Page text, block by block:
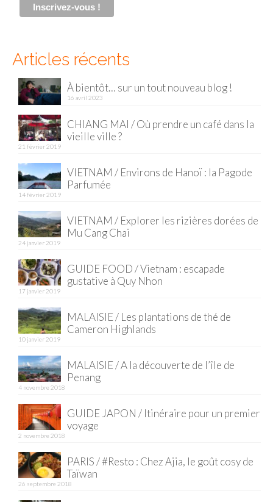
– Hanoi
– Quy Nhon
BONNES ADRESSES
BERLIN
Restos asiatiques
Marchés
CHIANG MAI
Cafés
HANOI
Cafés insolites
Cafés avec vue sur lac
LONDRES
Marchés
Cafés
PARIS
Restos chinois
Restos japonais
Articles récents
À bientôt… sur un tout nouveau blog !
16 avril 2023
CHIANG MAI / Où prendre un café dans la
vieille ville ?
21 février 2019
VIETNAM / Environs de Hanoï : la Pagode
Parfumée
14 février 2019
VIETNAM / Explorer les rizières dorées de
Mu Cang Chai
24 janvier 2019
GUIDE FOOD / Vietnam : escapade
gustative à Quy Nhon
17 janvier 2019
MALAISIE / Les plantations de thé de
Cameron Highlands
10 janvier 2019
MALAISIE / A la découverte de l’île de
Penang
4 novembre 2018
GUIDE JAPON / Itinéraire pour un premier
voyage
2 novembre 2018
PARIS / #Resto : Chez Ajia, le goût cosy de
Taïwan
26 septembre 2018